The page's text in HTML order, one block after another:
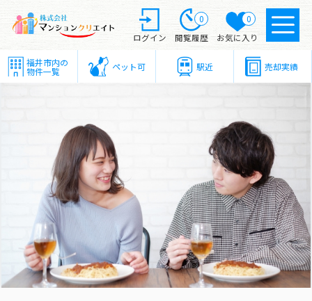
ログイン
0
閲覧履歴
0
お気に入り
福井市内の
物件一覧 ペット可 駅近 売却実績